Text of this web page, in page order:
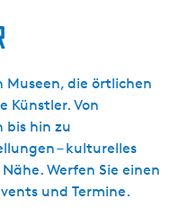
n
l
Museen, die örtlichen
Künstler. Von
hin zu
– kulturelles
Werfen Sie einen
und Termine.